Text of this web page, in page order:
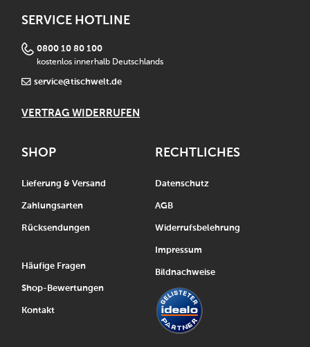
SERVICE HOTLINE
0800 10 80 100
kostenlos innerhalb Deutschlands
service@tischwelt.de
VERTRAG WIDERRUFEN
SHOP
Lieferung & Versand
Zahlungsarten
Rücksendungen
Häufige Fragen
Shop-Bewertungen
Kontakt
RECHTLICHES
Datenschutz
AGB
Widerrufsbelehrung
Impressum
Bildnachweise